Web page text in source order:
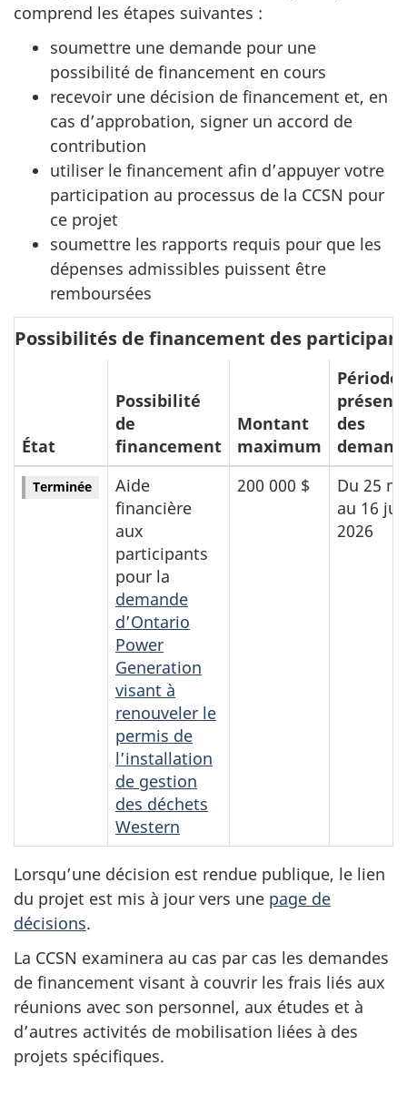
comprend les étapes suivantes :
soumettre une demande pour une
possibilité de financement en cours
recevoir une décision de financement et, en
cas d’approbation, signer un accord de
contribution
utiliser le financement afin d’appuyer votre
participation au processus de la CCSN pour
ce projet
soumettre les rapports requis pour que les
dépenses admissibles puissent être
remboursées
Possibilités de financement des
État
Possibilité
de
financement
Montant
maximum
Période
des
Terminée
Aide
financière
aux
participants
pour la
demande
d’Ontario
Power
Generation
visant à
renouveler le
permis de
l’installation
de gestion
des déchets
Western
200 000 $
Du 25
au 16
2026
Lorsqu’une décision est rendue publique, le lien
du projet est mis à jour vers une page de
décisions.
La CCSN examinera au cas par cas les demandes
de financement visant à couvrir les frais liés aux
réunions avec son personnel, aux études et à
d’autres activités de mobilisation liées à des
projets spécifiques.